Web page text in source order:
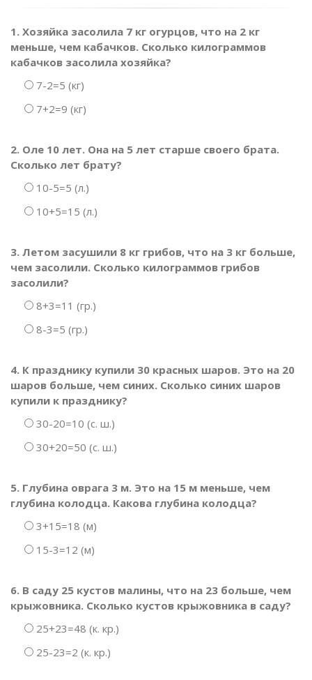
1. Хозяйка засолила 7 кг огурцов, что на 2 кг
меньше, чем кабачков. Сколько килограммов
кабачков засолила хозяйка?
7-2=5 (кг)
7+2=9 (кг)
2. Оле 10 лет. Она на 5 лет старше своего брата.
Сколько лет брату?
10-5=5 (л.)
10+5=15 (л.)
3. Летом засушили 8 кг грибов, что на 3 кг больше,
чем засолили. Сколько килограммов грибов
засолили?
8+3=11 (гр.)
8-3=5 (гр.)
4. К празднику купили 30 красных шаров. Это на 20
шаров больше, чем синих. Сколько синих шаров
купили к празднику?
30-20=10 (с. ш.)
30+20=50 (с. ш.)
5. Глубина оврага 3 м. Это на 15 м меньше, чем
глубина колодца. Какова глубина колодца?
3+15=18 (м)
15-3=12 (м)
6. В саду 25 кустов малины, что на 23 больше, чем
крыжовника. Сколько кустов крыжовника в саду?
25+23=48 (к. кр.)
25-23=2 (к. кр.)